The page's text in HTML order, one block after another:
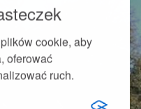
cookie, aby
oferować
ruch.